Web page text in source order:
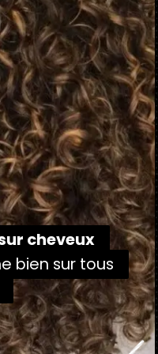
cheveux
bien sur tous
cheveux
bien sur tous